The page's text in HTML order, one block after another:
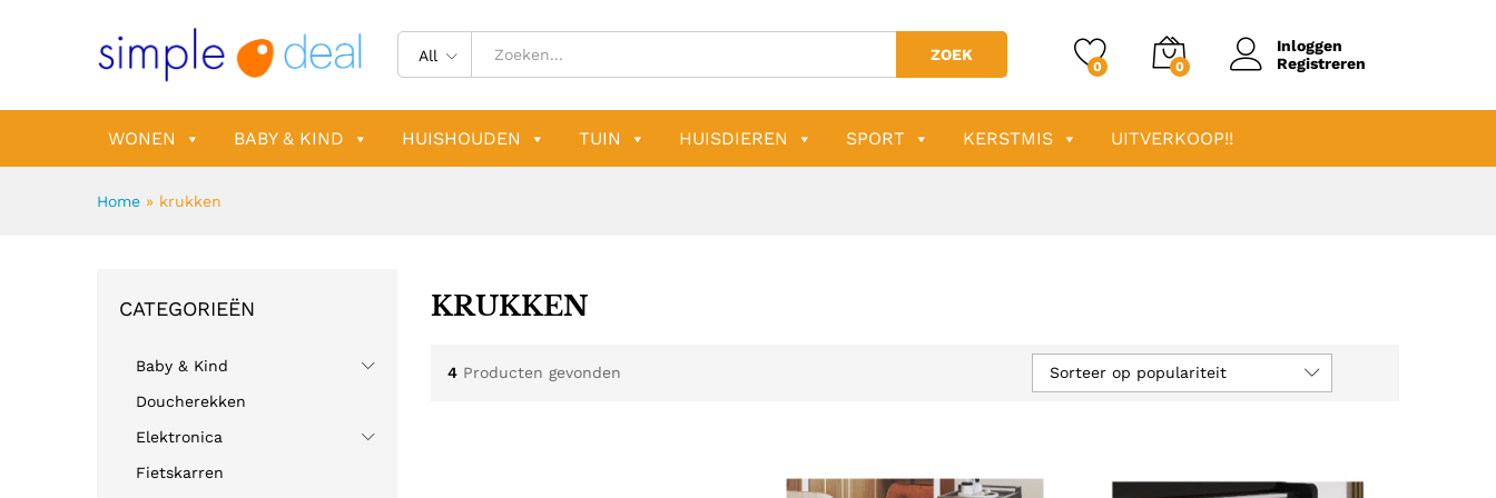
All ZOEK
0 0
Inloggen
Registreren
WONEN BABY & KIND HUISHOUDEN TUIN HUISDIEREN SPORT KERSTMIS UITVERKOOP!!
Home » krukken
KRUKKEN
4 Producten gevonden Sorteer op populariteit
CATEGORIEËN
Baby & Kind
Doucherekken
Elektronica
Fietskarren